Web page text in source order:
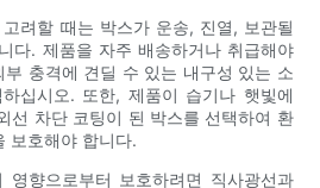
려할 때는 박스가 운송, 진열, 보관될
다. 제품을 자주 배송하거나 취급해야
충격에 견딜 수 있는 내구성 있는 소
십시오. 또한, 제품이 습기나 햇빛에
선 차단 코팅이 된 박스를 선택하여 환
보호해야 합니다.
향으로부터 보호하려면 직사광선과